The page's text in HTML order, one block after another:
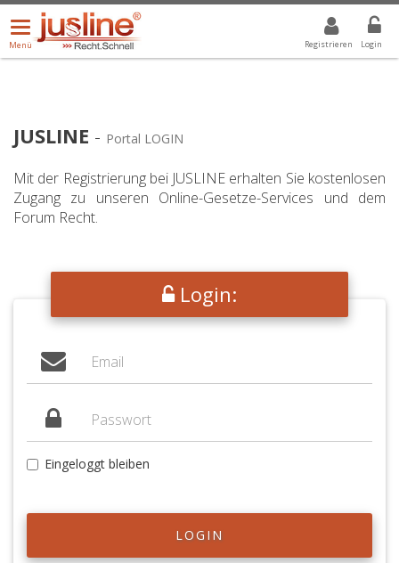
Registrieren Login
Menü
öffnen/schließen
Menü
ALLE DROPDOWN: GEWÄHLTER WERT IST ALLE
JUSLINE - Portal LOGIN
Mit der Registrierung bei JUSLINE erhalten Sie kostenlosen
Zugang zu unseren Online-Gesetze-Services und dem
Forum Recht.
Login:
Eingeloggt bleiben
LOGIN